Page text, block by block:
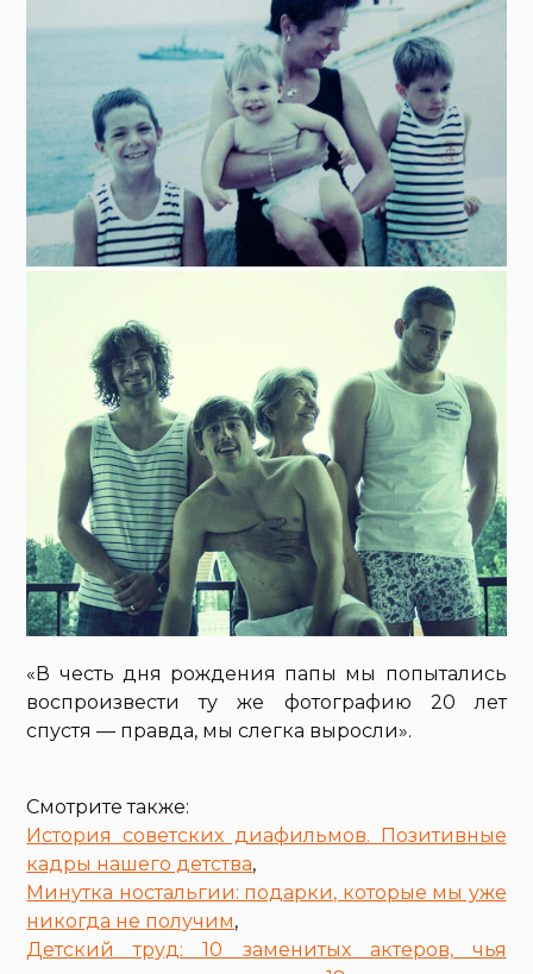
«В честь дня рождения папы мы попытались
воспроизвести ту же фотографию 20 лет
спустя — правда, мы слегка выросли».
Смотрите также:
История советских диафильмов. Позитивные
кадры нашего детства,
Минутка ностальгии: подарки, которые мы уже
никогда не получим,
Детский труд: 10 заменитых актеров, чья